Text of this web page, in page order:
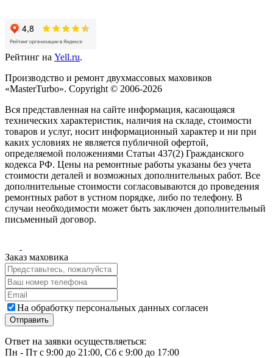
Рейтинг на Yell.ru.
Производство и ремонт двухмассовых маховиков
«MasterTurbo». Copyright © 2006-2026
Вся представленная на сайте информация, касающаяся
технических характеристик, наличия на складе, стоимости
товаров и услуг, носит информационный характер и ни при
каких условиях не является публичной офертой,
определяемой положениями Статьи 437(2) Гражданского
кодекса РФ. Цены на ремонтные работы указаны без учета
стоимости деталей и возможных дополнительных работ. Все
дополнительные стоимости согласовываются до проведения
ремонтных работ в устном порядке, либо по телефону. В
случаи необходимости может быть заключен дополнительный
письменный договор.
Заказ маховика
На обработку персональных данных согласен
Ответ на заявки осуществляеться:
Пн - Пт с 9:00 до 21:00, Сб с 9:00 до 17:00